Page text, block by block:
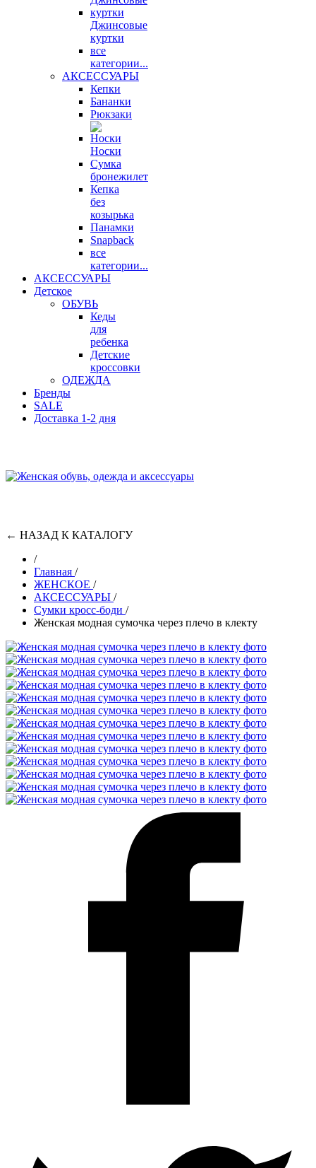
Джинсовые
куртки
все
категории...
АКСЕССУАРЫ
Кепки
Бананки
Рюкзаки
Носки
Сумка
бронежилет
Кепка
без
козырька
Панамки
Snapback
все
категории...
АКСЕССУАРЫ
Детское
ОБУВЬ
Кеды
для
ребенка
Детские
кроссовки
ОДЕЖДА
Бренды
SALE
Доставка 1-2 дня
← НАЗАД К КАТАЛОГУ
/
Главная /
ЖЕНСКОЕ /
АКСЕССУАРЫ /
Cумки кросс-боди /
Женская модная сумочка через плечо в клекту